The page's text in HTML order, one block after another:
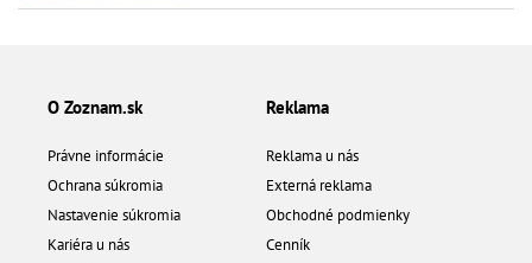
O Zoznam.sk
Právne informácie
Ochrana súkromia
Nastavenie súkromia
Kariéra u nás
Reklama
Reklama u nás
Externá reklama
Obchodné podmienky
Cenník